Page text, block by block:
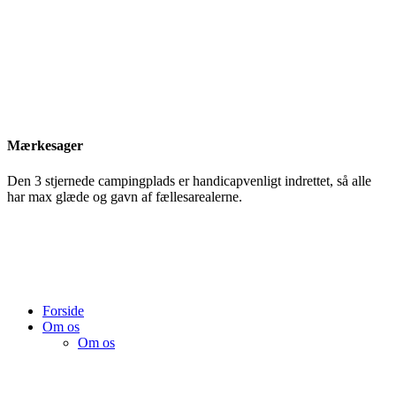
Mærkesager
Den 3 stjernede campingplads er handicapvenligt indrettet, så alle
har max glæde og gavn af fællesarealerne.
Forside
Om os
Om os